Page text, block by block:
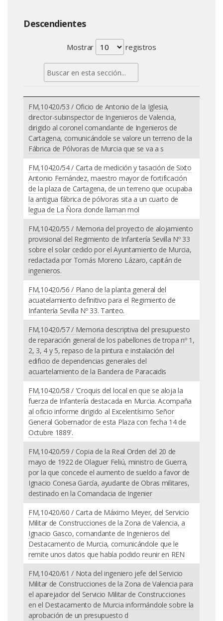
Descendientes
Mostrar registros
FM,10420/53 / Oficio de Antonio de la Iglesia,
director-subinspector de Ingenieros de Valencia,
dirigido al coronel comandante de Ingenieros de
Cartagena, comunicándole se valore un terreno de la
Fábrica de Pólvoras de Murcia que se va a s
FM,10420/54 / Carta de medición y tasación de Sixto
Antonio Fernández, maestro mayor de fortificación
de la plaza de Cartagena, de un terreno que ocupaba
la antigua fábrica de pólvoras sita a un cuarto de
legua de La Ñora donde llaman mol
FM,10420/55 / Memoria del proyecto de alojamiento
provisional del Regimiento de Infantería Sevilla Nº 33
sobre el solar cedido por el Ayuntamiento de Murcia,
redactada por Tomás Moreno Lázaro, capitán de
ingenieros.
FM,10420/56 / Plano de la planta general del
acuatelamiento definitivo para el Regimiento de
Infantería Sevilla Nº 33. Tanteo.
FM,10420/57 / Memoria descriptiva del presupuesto
de reparación general de los pabellones de tropa nº 1,
2, 3, 4 y 5, repaso de la pintura e instalación del
edificio de dependencias generales del
acuartelamiento de la Bandera de Paracaidis
FM,10420/58 / 'Croquis del local en que se aloja la
fuerza de Infantería destacada en Murcia. Acompaña
al oficio informe dirigido al Excelentísimo Señor
General Gobernador de esta Plaza con fecha 14 de
Octubre 1889'.
FM,10420/59 / Copia de la Real Orden del 20 de
mayo de 1922 de Olaguer Feliú, ministro de Guerra,
por la que concede el aumento de sueldo a favor de
Ignacio Conesa García, ayudante de Obras militares,
destinado en la Comandacia de Ingenier
FM,10420/60 / Carta de Máximo Meyer, del Servicio
Militar de Construcciones de la Zona de Valencia, a
Ignacio Gasco, comandante de Ingenieros del
Destacamento de Murcia, comunicándole que le
remite unos datos que había podido reunir en REN
FM,10420/61 / Nota del ingeniero jefe del Servicio
Militar de Construcciones de la Zona de Valencia para
el aparejador del Servicio Militar de Construcciones
en el Destacamento de Murcia informándole sobre la
aprobación de un presupuesto d